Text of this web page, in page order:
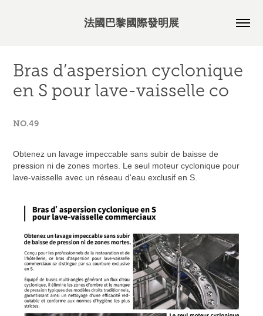
法國巴黎國際發明展
Bras d’aspersion cyclonique
en S pour lave-vaisselle co
NO.49
Obtenez un lavage impeccable sans subir de baisse de
pression ni de zones mortes. Le seul moteur cyclonique pour
lave-vaisselle avec un réseau d'eau exclusif en S.